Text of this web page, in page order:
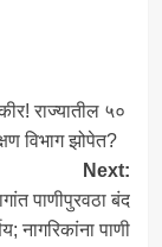
राज्यातील ५०
विभाग झोपेत?
Next:
पाणीपुरवठा बंद
नागरिकांना पाणी